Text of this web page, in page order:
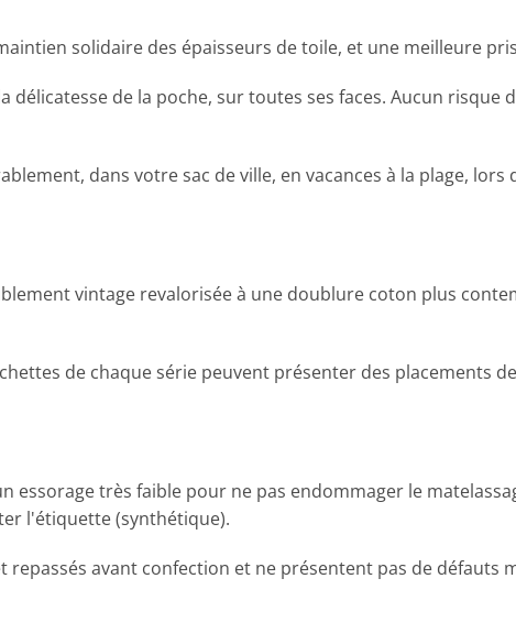
solidaire des épaisseurs de toile, et une meilleure
de la poche, sur toutes ses faces. Aucun
dans votre sac de ville, en vacances à la plage,
vintage revalorisée à une doublure coton plus
de chaque série peuvent présenter des placements
essorage très faible pour ne pas endommager le
l'étiquette (synthétique).
repassés avant confection et ne présentent pas de